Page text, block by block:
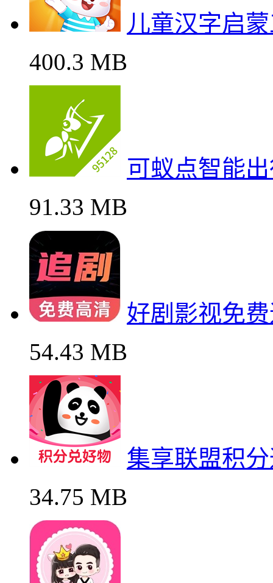
儿童汉字启
400.3 MB
可蚁点智能
91.33 MB
好剧影视免
54.43 MB
集享联盟积
34.75 MB